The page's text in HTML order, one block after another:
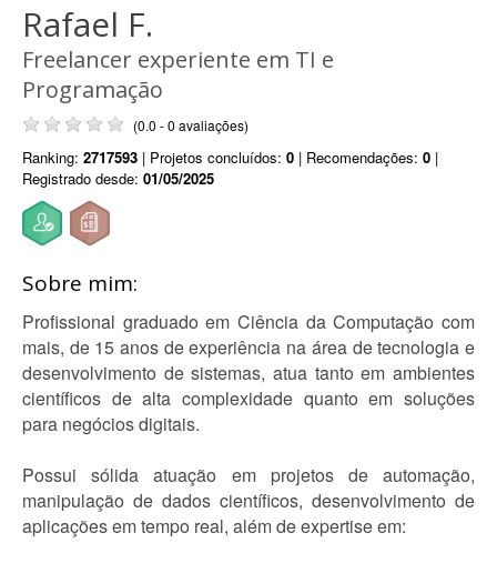
Rafael F.
Freelancer experiente em TI e
Programação
(0.0 - 0 avaliações)
Ranking: 2717593 | Projetos concluídos: 0 | Recomendações: 0 |
Registrado desde: 01/05/2025
Sobre mim:
Profissional graduado em Ciência da Computação com
mais, de 15 anos de experiência na área de tecnologia e
desenvolvimento de sistemas, atua tanto em ambientes
científicos de alta complexidade quanto em soluções
para negócios digitais.
Possui sólida atuação em projetos de automação,
manipulação de dados científicos, desenvolvimento de
aplicações em tempo real, além de expertise em: